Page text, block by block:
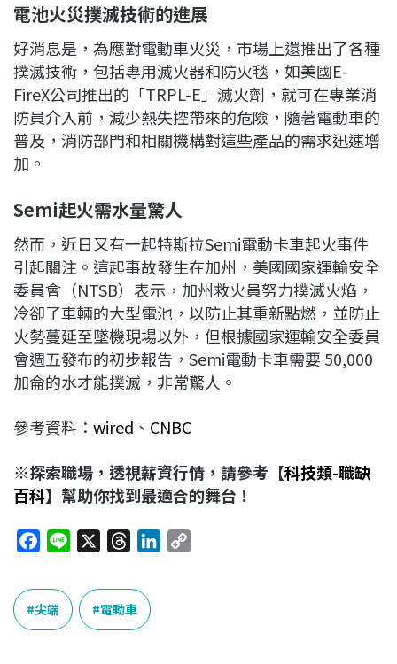
電池火災撲滅技術的進展
好消息是，為應對電動車火災，市場上還推出了各種
撲滅技術，包括專用滅火器和防火毯，如美國E-
FireX公司推出的「TRPL-E」滅火劑，就可在專業消
防員介入前，減少熱失控帶來的危險，隨著電動車的
普及，消防部門和相關機構對這些產品的需求迅速增
加。
Semi起火需水量驚人
然而，近日又有一起特斯拉Semi電動卡車起火事件
引起關注。這起事故發生在加州，美國國家運輸安全
委員會（NTSB）表示，加州救火員努力撲滅火焰，
冷卻了車輛的大型電池，以防止其重新點燃，並防止
火勢蔓延至墜機現場以外，但根據國家運輸安全委員
會週五發布的初步報告，Semi電動卡車需要 50,000
加侖的水才能撲滅，非常驚人。
參考資料： wired 、 CNBC
※探索職場，透視薪資行情，請參考【科技類-職缺
百科】幫助你找到最適合的舞台！
c
e
b
e
r
e
a
尖端 電動車